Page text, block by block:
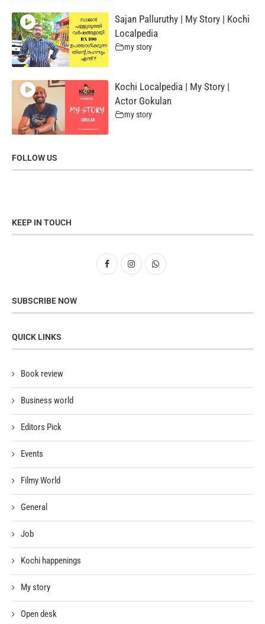
Sajan Palluruthy | My Story | Kochi
Localpedia
my story
Kochi Localpedia | My Story |
Actor Gokulan
my story
FOLLOW US
KEEP IN TOUCH
SUBSCRIBE NOW
QUICK LINKS
Book review
Business world
Editors Pick
Events
Filmy World
General
Job
Kochi happenings
My story
Open desk